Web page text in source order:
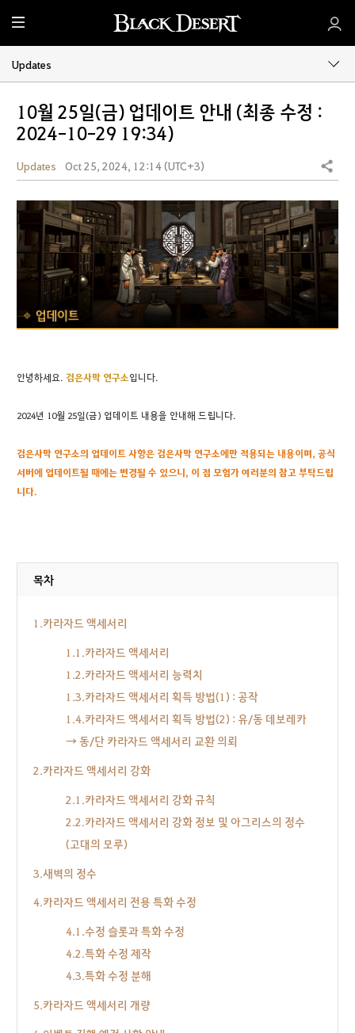
M
e
n
u
Updates
10월 25일(금) 업데이트 안내 (최종 수정 :
2024-10-29 19:34)
Updates Oct 25, 2024, 12:14 (UTC+3) Share
안녕하세요. 검은사막 연구소입니다.
2024년 10월 25일(금) 업데이트 내용을 안내해 드립니다.
검은사막 연구소의 업데이트 사항은 검은사막 연구소에만 적용되는 내용이며, 공식
서버에 업데이트될 때에는 변경될 수 있으니, 이 점 모험가 여러분의 참고 부탁드립
니다.
목차
1.카라자드 액세서리
1.1.카라자드 액세서리
1.2.카라자드 액세서리 능력치
1.3.카라자드 액세서리 획득 방법(1) : 공작
1.4.카라자드 액세서리 획득 방법(2) : 유/동 데보레카
→ 동/단 카라자드 액세서리 교환 의뢰
2.카라자드 액세서리 강화
2.1.카라자드 액세서리 강화 규칙
2.2.카라자드 액세서리 강화 정보 및 아그리스의 정수
(고대의 모루)
3.새벽의 정수
4.카라자드 액세서리 전용 특화 수정
4.1.수정 슬롯과 특화 수정
4.2.특화 수정 제작
4.3.특화 수정 분해
5.카라자드 액세서리 개량